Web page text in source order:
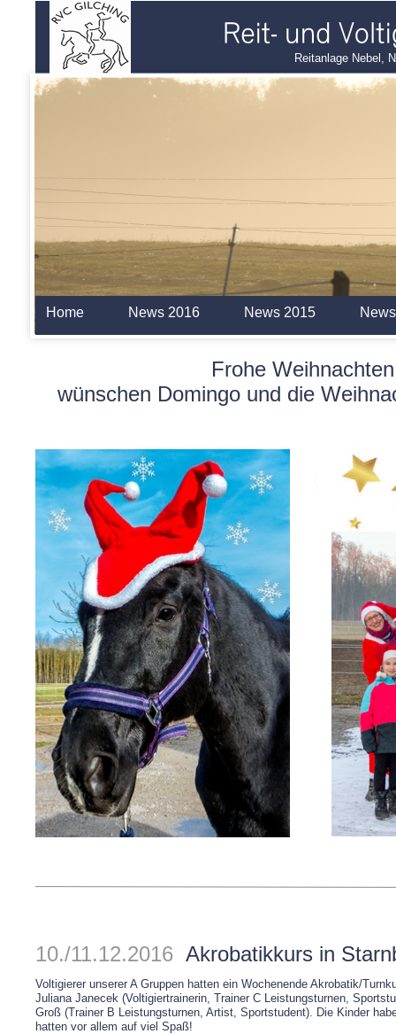
Reitanlage Nebel,
Home News 2016 News 2015
10./11.12.2016 Akrobatikkurs in
Voltigierer unserer A Gruppen hatten ein Wochenende Akrobatik/
Juliana Janecek (Voltigiertrainerin, Trainer C Leistungsturnen,
Groß (Trainer B Leistungsturnen, Artist, Sportstudent). Die Kinder
hatten vor allem auf viel Spaß!
Frohe
wünschen Domingo und die